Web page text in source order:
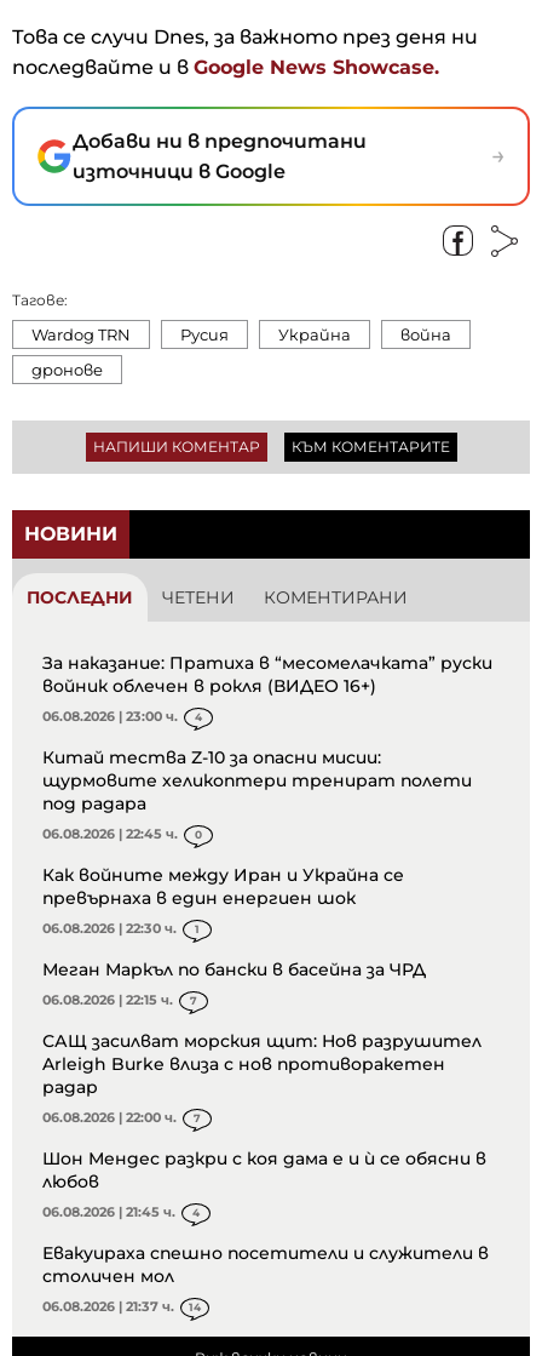
Това се случи Dnes, за важното през деня ни
последвайте и в Google News Showcase.
Добави ни в предпочитани
източници в Google
→
Тагове:
Wardog TRN Русия Украйна
война
дронове
НАПИШИ КОМЕНТАР КЪМ КОМЕНТАРИТЕ
НОВИНИ
ПОСЛЕДНИ ЧЕТЕНИ КОМЕНТИРАНИ
За наказание: Пратиха в “месомелачката” руски
войник облечен в рокля (ВИДЕО 16+)
06.08.2026 | 23:00 ч. 4
Китай тества Z-10 за опасни мисии:
щурмовите хеликоптери тренират полети
под радара
06.08.2026 | 22:45 ч. 0
Как войните между Иран и Украйна се
превърнаха в един енергиен шок
06.08.2026 | 22:30 ч. 1
Меган Маркъл по бански в басейна за ЧРД
06.08.2026 | 22:15 ч. 7
САЩ засилват морския щит: Нов разрушител
Arleigh Burke влиза с нов противоракетен
радар
06.08.2026 | 22:00 ч. 7
Шон Мендес разкри с коя дама е и ѝ се обясни в
любов
06.08.2026 | 21:45 ч. 4
Евакуираха спешно посетители и служители в
столичен мол
06.08.2026 | 21:37 ч. 14